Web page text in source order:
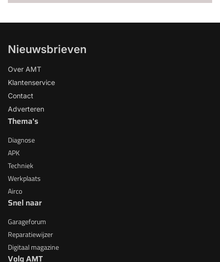
Nieuwsbrieven
Over AMT
Klantenservice
Contact
Adverteren
Thema's
Diagnose
APK
Techniek
Werkplaats
Airco
Snel naar
Garageforum
Reparatiewijzer
Digitaal magazine
Volg AMT